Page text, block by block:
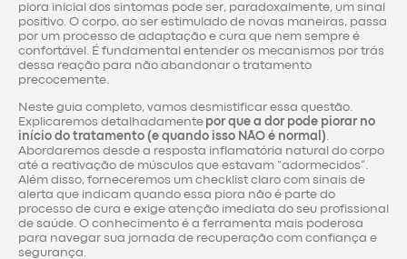
piora inicial dos sintomas pode ser, paradoxalmente, um sinal
positivo. O corpo, ao ser estimulado de novas maneiras, passa
por um processo de adaptação e cura que nem sempre é
confortável. É fundamental entender os mecanismos por trás
dessa reação para não abandonar o tratamento
precocemente.
Neste guia completo, vamos desmistificar essa questão.
Explicaremos detalhadamente por que a dor pode piorar no
início do tratamento (e quando isso NÃO é normal)
Abordaremos desde a resposta inflamatória natural do corpo
até a reativação de músculos que estavam “adormecidos”.
Além disso, forneceremos um checklist claro com sinais de
alerta que indicam quando essa piora não é parte do
processo de cura e exige atenção imediata do seu profissional
de saúde. O conhecimento é a ferramenta mais poderosa
para navegar sua jornada de recuperação com confiança e
segurança.